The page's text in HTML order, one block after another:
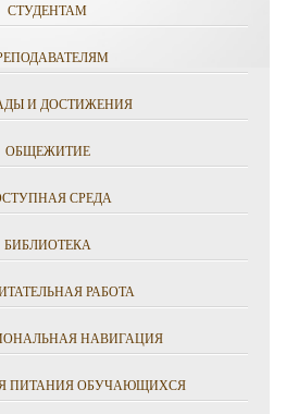
СТУДЕНТАМ
И ДОСТИЖЕНИЯ
ОБЩЕЖИТИЕ
СРЕДА
БИБЛИОТЕКА
РАБОТА
НАВИГАЦИЯ
ПИТАНИЯ ОБУЧАЮЩИХСЯ